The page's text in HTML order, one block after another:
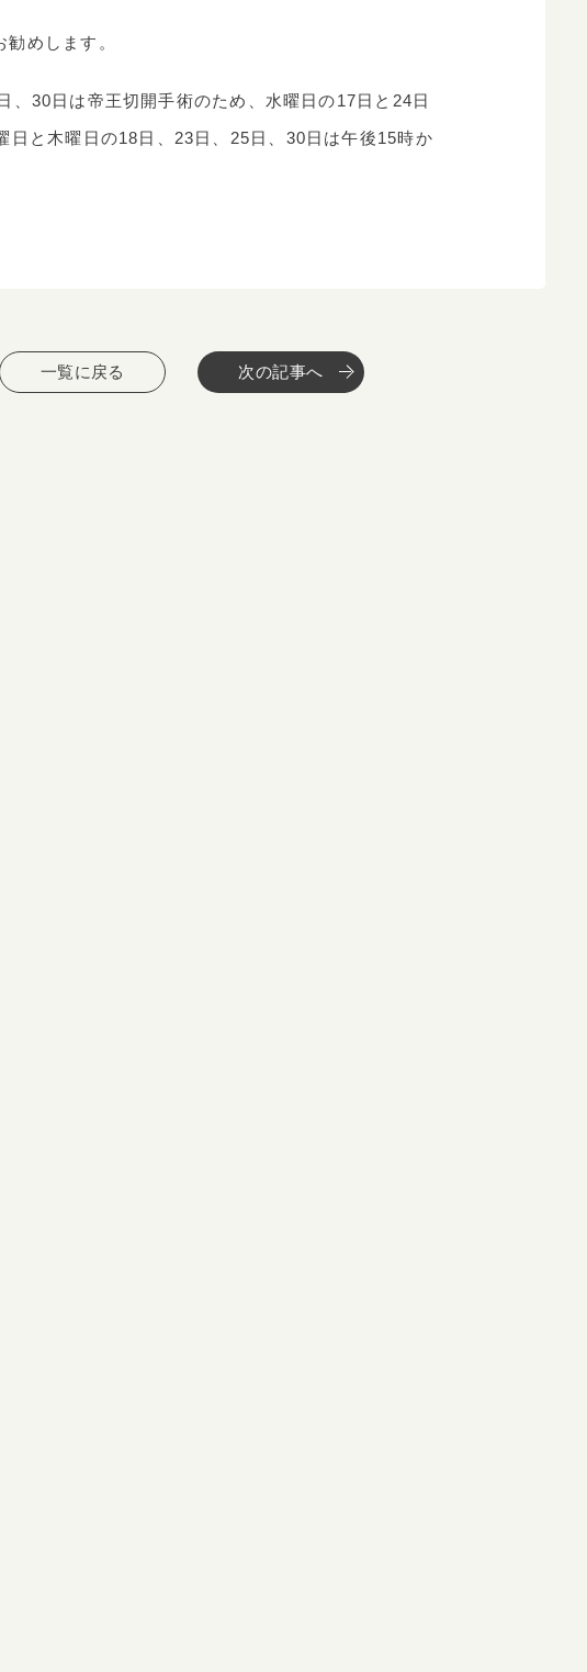
めします。
、30日は帝王切開手術のため、水曜日の17日と24日
日と木曜日の18日、23日、25日、30日は午後15時か
一覧に戻る 次の記事へ